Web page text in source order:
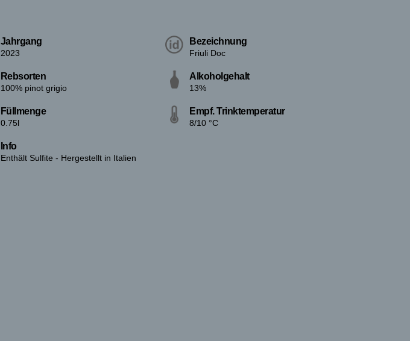
Jahrgang
2023
Bezeichnung
Friuli Doc
Rebsorten
100% pinot grigio
Alkoholgehalt
13%
Füllmenge
0.75l
Empf. Trinktemperatur
8/10 °C
Info
Enthält Sulfite - Hergestellt in Italien